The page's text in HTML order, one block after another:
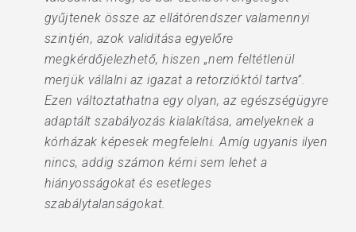
gyűjtenek össze az ellátórendszer valamennyi
szintjén, azok validitása egyelőre
megkérdőjelezhető, hiszen „nem feltétlenül
merjük vállalni az igazat a retorzióktól tartva”.
Ezen változtathatna egy olyan, az egészségügyre
adaptált szabályozás kialakítása, amelyeknek a
kórházak képesek megfelelni. Amíg ugyanis ilyen
nincs, addig számon kérni sem lehet a
hiányosságokat és esetleges
szabálytalanságokat.